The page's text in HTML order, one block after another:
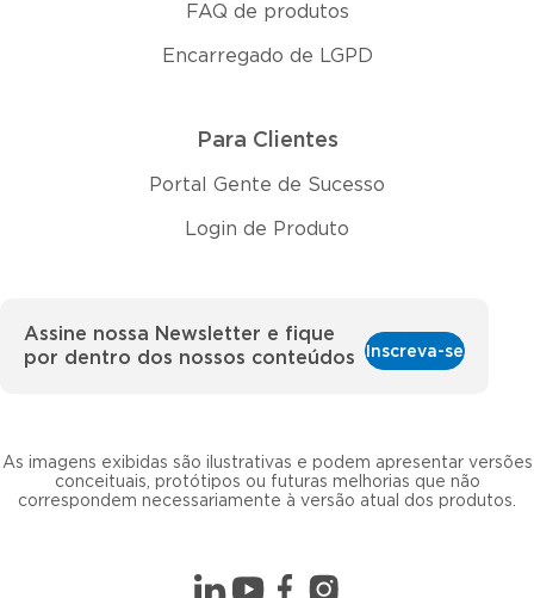
FAQ de produtos
Encarregado de LGPD
Para Clientes
Portal Gente de Sucesso
Login de Produto
As imagens exibidas são ilustrativas e podem apresentar versões
conceituais, protótipos ou futuras melhorias que não
correspondem necessariamente à versão atual dos produtos.
Assine nossa Newsletter e fique
por dentro dos nossos conteúdos
Inscreva-se